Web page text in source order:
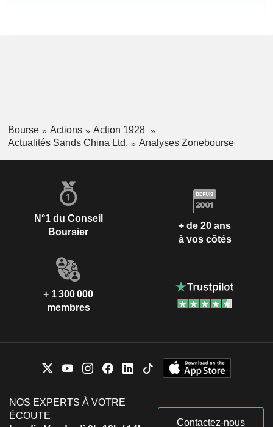
Bourse Actions
Action 1928
Actualités Sands China Ltd.
Analyses Zonebourse
N°1 du Conseil
Boursier
+ de 20 ans
à vos côtés
+ 1 300 000
membres
NOS EXPERTS À VOTRE
ÉCOUTE
Contactez-nous